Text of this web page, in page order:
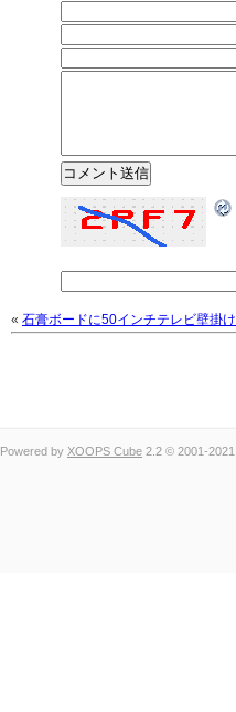
« 石膏ボードに50インチテレビ壁掛け
Powered by XOOPS Cube 2.2 © 2001-2021